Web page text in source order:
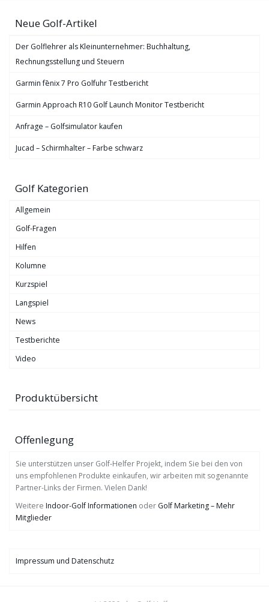
Neue Golf-Artikel
Der Golflehrer als Kleinunternehmer: Buchhaltung,
Rechnungsstellung und Steuern
Garmin fēnix 7 Pro Golfuhr Testbericht
Garmin Approach R10 Golf Launch Monitor Testbericht
Anfrage – Golfsimulator kaufen
Jucad – Schirmhalter – Farbe schwarz
Golf Kategorien
Allgemein
Golf-Fragen
Hilfen
Kolumne
Kurzspiel
Langspiel
News
Testberichte
Video
Produktübersicht
Offenlegung
Sie unterstützen unser Golf-Helfer Projekt, indem Sie bei den von
uns empfohlenen Produkte einkaufen, wir arbeiten mit sogenannte
Partner-Links der Firmen. Vielen Dank!
Weitere Indoor-Golf Informationen oder Golf Marketing – Mehr
Mitglieder
Impressum und Datenschutz